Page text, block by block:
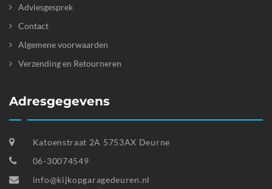
Adviesgesprek
Contact
Algemene voorwaarden
Verzending en Retourneren
Adresgegevens
Katoenstraat 2A 5753AX Deurne
06-30074549
info@kijkopgaragedeuren.nl